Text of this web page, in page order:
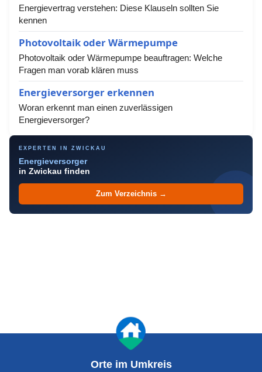
Energievertrag verstehen: Diese Klauseln sollten Sie
kennen
Photovoltaik oder Wärmepumpe
Photovoltaik oder Wärmepumpe beauftragen: Welche
Fragen man vorab klären muss
Energieversorger erkennen
Woran erkennt man einen zuverlässigen
Energieversorger?
EXPERTEN IN ZWICKAU
Energieversorger
in Zwickau finden
Zum Verzeichnis →
Orte im Umkreis